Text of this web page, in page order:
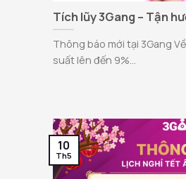
Tích lũy 3Gang – Tận
Thông báo mới tại 3Gang
suất lên đến 9%...
10
Th5